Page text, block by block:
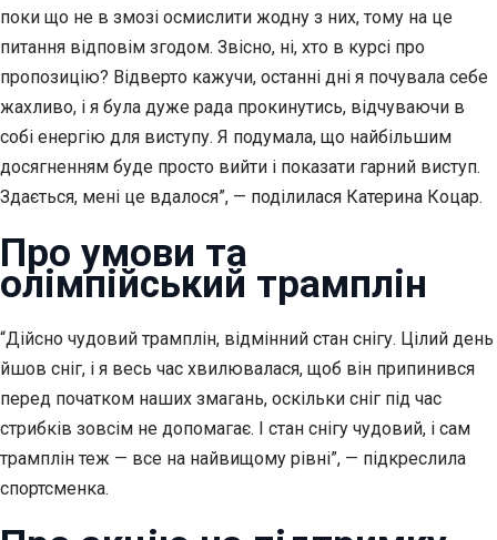
поки що не в змозі осмислити жодну з них, тому на це
питання відповім згодом. Звісно, ні, хто в курсі про
пропозицію? Відверто кажучи, останні дні я почувала себе
жахливо, і я була дуже рада прокинутись, відчуваючи в
собі енергію для виступу. Я подумала, що найбільшим
досягненням буде просто вийти і показати гарний виступ.
Здається, мені це вдалося”, — поділилася Катерина Коцар.
Про умови та
олімпійський трамплін
“Дійсно чудовий трамплін, відмінний стан снігу. Цілий день
йшов сніг, і я весь час хвилювалася, щоб він припинився
перед початком наших змагань, оскільки сніг під час
стрибків зовсім не допомагає. І стан снігу чудовий, і сам
трамплін теж — все на найвищому рівні”, — підкреслила
спортсменка.